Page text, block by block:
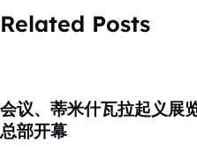
Related Posts
会议、蒂米什瓦拉起义展
总部开幕